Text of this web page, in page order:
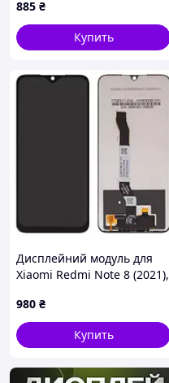
885 ₴
Купить
Дисплейний модуль для
Xiaomi Redmi Note 8 (2021),
KLB PTR
980 ₴
Купить